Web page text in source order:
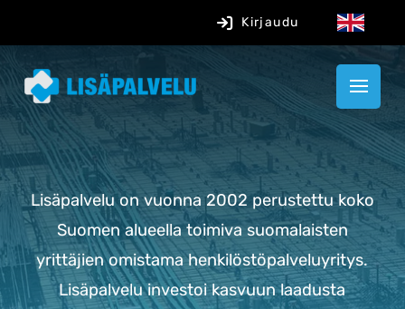
Kirjaudu
Lisäpalvelu on vuonna 2002 perustettu koko
Suomen alueella toimiva suomalaisten
yrittäjien omistama henkilöstöpalveluyritys.
Lisäpalvelu investoi kasvuun laadusta